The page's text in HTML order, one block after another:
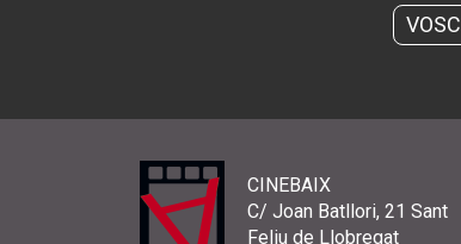
VOSC
CINEBAIX
C/ Joan Batllori, 21 Sant
Feliu de Llobregat